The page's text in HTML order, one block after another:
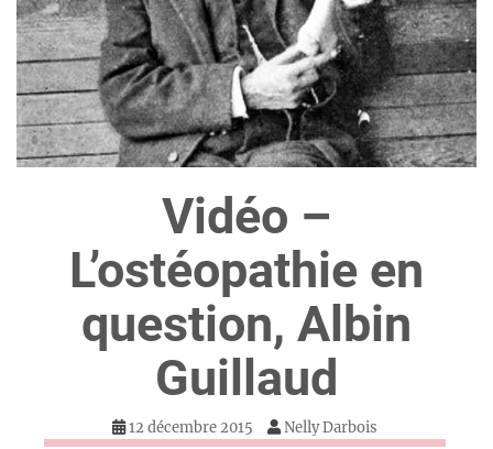
Vidéo –
L’ostéopathie en
question, Albin
Guillaud
12 décembre 2015 Nelly Darbois